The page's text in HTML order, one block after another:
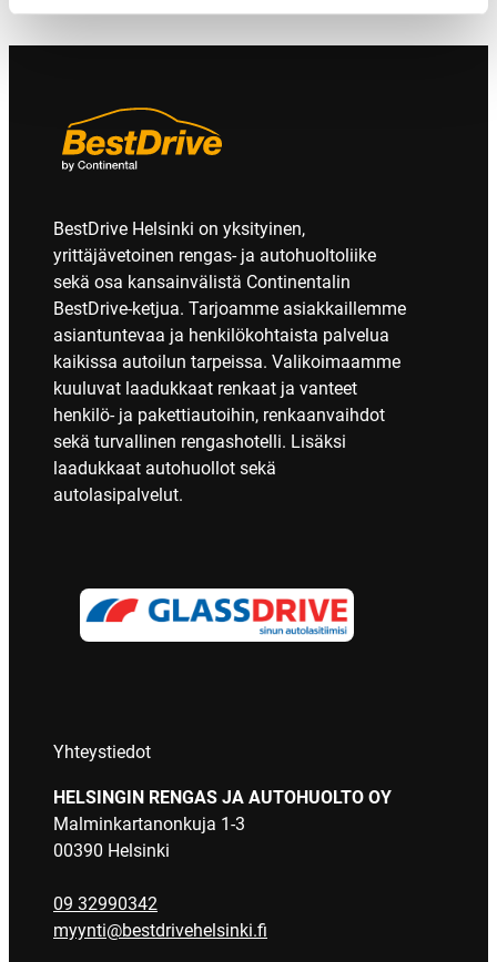
BestDrive Helsinki on yksityinen,
yrittäjävetoinen rengas- ja autohuoltoliike
sekä osa kansainvälistä Continentalin
BestDrive-ketjua. Tarjoamme asiakkaillemme
asiantuntevaa ja henkilökohtaista palvelua
kaikissa autoilun tarpeissa. Valikoimaamme
kuuluvat laadukkaat renkaat ja vanteet
henkilö- ja pakettiautoihin, renkaanvaihdot
sekä turvallinen rengashotelli. Lisäksi
laadukkaat autohuollot sekä
autolasipalvelut.
Yhteystiedot
HELSINGIN RENGAS JA AUTOHUOLTO OY
Malminkartanonkuja 1-3
00390 Helsinki
09 32990342
myynti@bestdrivehelsinki.fi